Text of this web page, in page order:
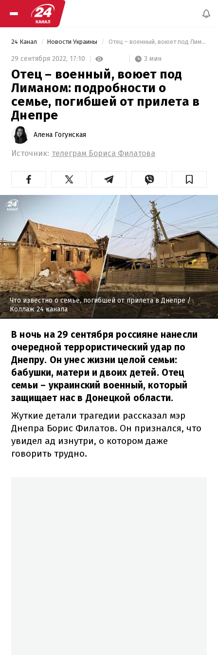
24 Канал Новости Украины Отец – военный, воюет под Лиманом: подробности о семье, погибшей от прилета в Днепре
29 сентября 2022, 17:10 3 мин
Отец – военный, воюет под
Лиманом: подробности о
семье, погибшей от прилета в
Днепре
Алена Гогунская
Источник: телеграм Бориса Филатова
Что известно о семье, погибшей от прилета в Днепре/
Коллаж 24 канала
В ночь на 29 сентября россияне нанесли
очередной террористический удар по
Днепру. Он унес жизни целой семьи:
бабушки, матери и двоих детей. Отец
семьи – украинский военный, который
защищает нас в Донецкой области.
Жуткие детали трагедии рассказал мэр
Днепра Борис Филатов. Он признался, что
увидел ад изнутри, о котором даже
говорить трудно.